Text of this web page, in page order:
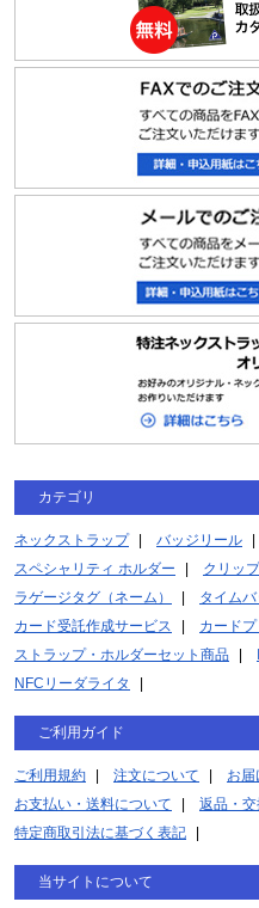
カテゴリ
ネックストラップ バッジリール
スペシャリティ ホルダー
クリッ
ラゲージタグ（ネーム）
タイム
カード受託作成サービス
カード
ストラップ・ホルダーセット商品
NFCリーダライタ
ご利用ガイド
ご利用規約 注文について
お届
お支払い・送料について
返品・
特定商取引法に基づく表記
当サイトについて